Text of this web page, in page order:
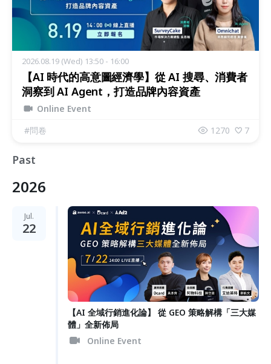
2026.08.19 (Wed) 13:50 - 16:00
【AI 時代的高意圖經濟學】從 AI 搜尋、消費者
洞察到 AI Agent，打造品牌內容資產
Online Event
#問卷 1270 7
Past
2026
Jul.
22
【AI 全域行銷進化論】 從 GEO 策略解構「三大媒
體」全新佈局
Online Event